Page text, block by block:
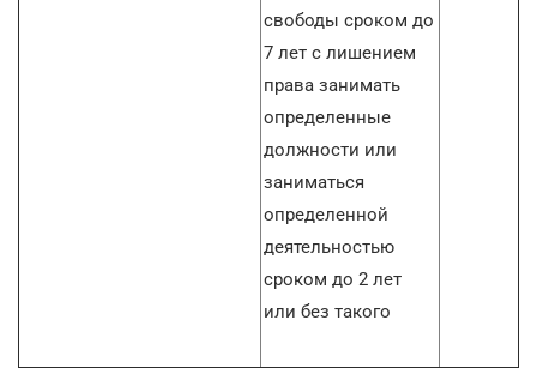
свободы сроком до
7 лет с лишением
права занимать
определенные
должности или
заниматься
определенной
деятельностью
сроком до 2 лет
или без такого